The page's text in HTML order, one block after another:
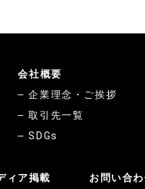
会社概要
企業理念・ご挨拶
取引先一覧
SDGs
ィア掲載
お問い合